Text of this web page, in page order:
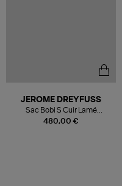
480,00 €
JEROME DREYFUSS
Sac Bobi S Cuir Lamé
Champagne